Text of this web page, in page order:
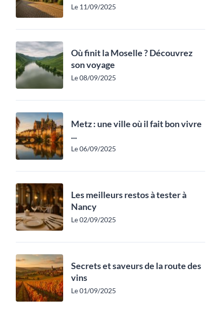
Le 11/09/2025
Où finit la Moselle ? Découvrez
son voyage
Le 08/09/2025
Metz : une ville où il fait bon vivre
...
Le 06/09/2025
Les meilleurs restos à tester à
Nancy
Le 02/09/2025
Secrets et saveurs de la route des
vins
Le 01/09/2025